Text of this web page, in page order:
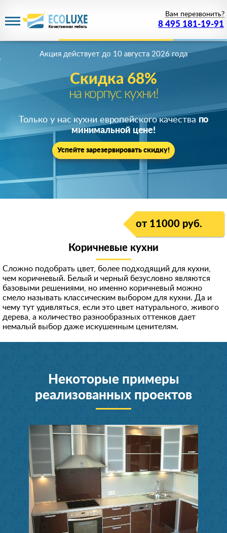
8 495 181-19-91
Вам перезвонить?
Скидка 68%
на корпус кухни!
Акция действует до 10 августа 2026 года
Только у нас кухни европейского качества по
минимальной цене!
Успейте зарезервировать скидку!
от 11000 руб.
Коричневые кухни
Сложно подобрать цвет, более подходящий для кухни,
чем коричневый. Белый и черный безусловно являются
базовыми решениями, но именно коричневый можно
смело называть классическим выбором для кухни. Да и
чему тут удивляться, если это цвет натурального, живого
дерева, а количество разнообразных оттенков дает
немалый выбор даже искушенным ценителям.
Некоторые примеры
реализованных проектов